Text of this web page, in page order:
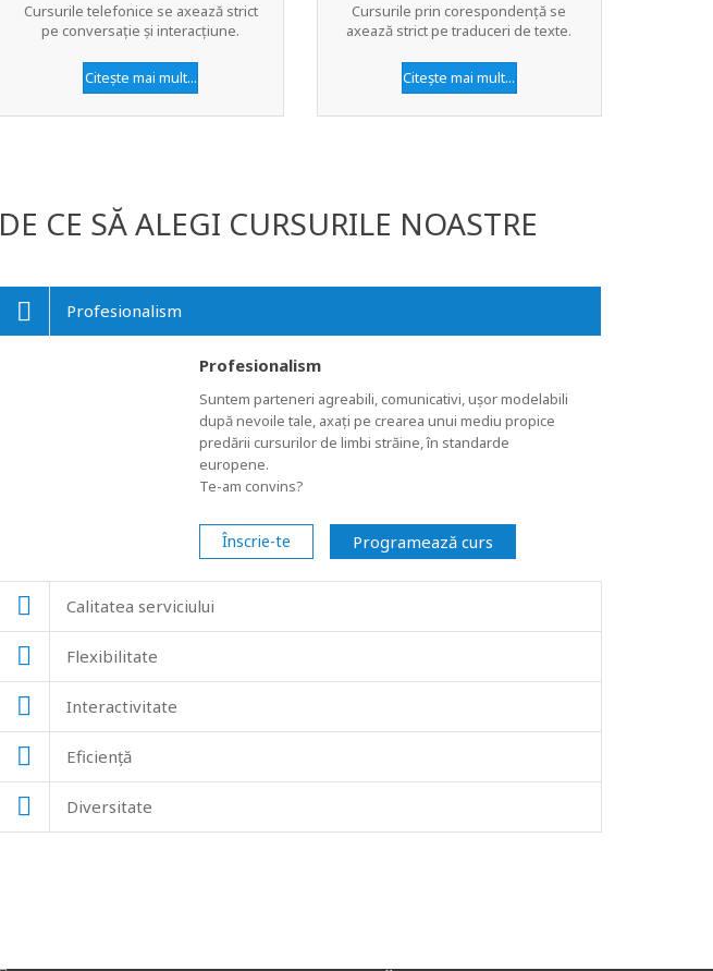
Cursurile telefonice se axează strict
pe conversație și interacțiune.
Citește mai mult...
Cursurile prin corespondență se
axează strict pe traduceri de texte.
Citește mai mult...
DE CE SĂ ALEGI CURSURILE NOASTRE
Profesionalism
Profesionalism
Suntem parteneri agreabili, comunicativi, ușor modelabili
după nevoile tale, axați pe crearea unui mediu propice
predării cursurilor de limbi străine, în standarde
europene.
Te-am convins?
Înscrie-te Programează curs
Calitatea serviciului
Flexibilitate
Interactivitate
Eficiență
Diversitate